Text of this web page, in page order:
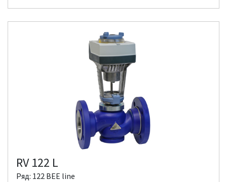
RV 122 L
Ряд: 122 BEE line